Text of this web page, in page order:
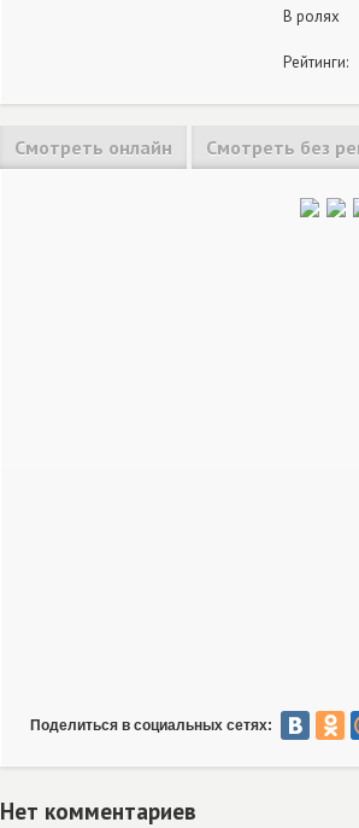
В ролях
Рейтинги:
Смотреть онлайн Смотреть без
Поделиться в социальных сетях:
Нет комментариев